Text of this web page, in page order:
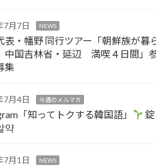
7月7日 NEWS
表・幡野 同行ツアー「朝鮮族が暮
国吉林省・延辺 満喫４日間」
集
7月4日 今週のメルマガ
「知ってトクする韓国語」
錠
약
7月1日 NEWS